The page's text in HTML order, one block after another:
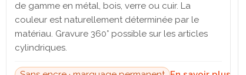
de gamme en métal, bois, verre ou cuir. La
couleur est naturellement déterminée par le
matériau. Gravure 360° possible sur les articles
cylindriques.